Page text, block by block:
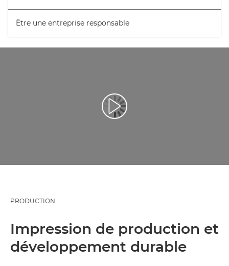
Être une entreprise responsable
Lancer la vidéo
PRODUCTION
Impression de production et
développement durable